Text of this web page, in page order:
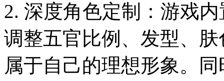
2. 深度角色定制：游戏
调整五官比例、发型、
属于自己的理想形象。